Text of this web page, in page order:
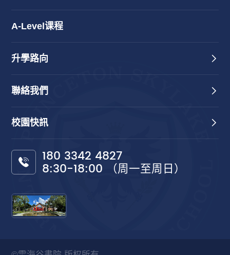
A-Level课程
升學路向
聯絡我們
校園快訊
180 3342 4827
8:30-18:00 （周一至周日）